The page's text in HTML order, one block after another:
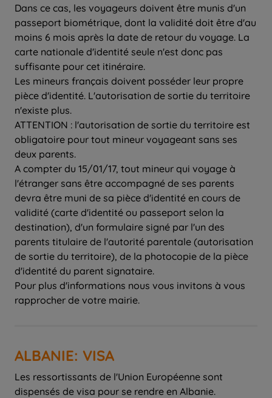
Dans ce cas, les voyageurs doivent être munis d'un
passeport biométrique, dont la validité doit être d'au
moins 6 mois après la date de retour du voyage. La
carte nationale d'identité seule n'est donc pas
suffisante pour cet itinéraire.
Les mineurs français doivent posséder leur propre
pièce d'identité. L'autorisation de sortie du territoire
n'existe plus.
ATTENTION : l'autorisation de sortie du territoire est
obligatoire pour tout mineur voyageant sans ses
deux parents.
A compter du 15/01/17, tout mineur qui voyage à
l'étranger sans être accompagné de ses parents
devra être muni de sa pièce d'identité en cours de
validité (carte d'identité ou passeport selon la
destination), d'un formulaire signé par l'un des
parents titulaire de l'autorité parentale (autorisation
de sortie du territoire), de la photocopie de la pièce
d'identité du parent signataire.
Pour plus d'informations nous vous invitons à vous
rapprocher de votre mairie.
ALBANIE: VISA
Les ressortissants de l'Union Européenne sont
dispensés de visa pour se rendre en Albanie.